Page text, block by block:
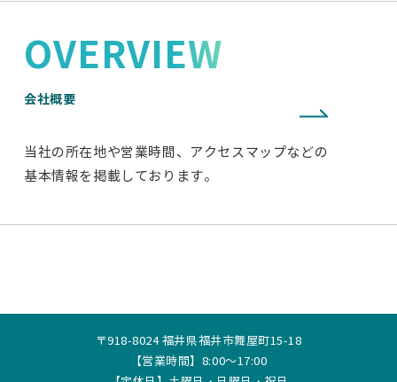
OVERVIEW
会社概要
当社の所在地や営業時間、アクセスマップなどの
基本情報を掲載しております。
〒918-8024 福井県福井市舞屋町15-18
【営業時間】8:00～17:00